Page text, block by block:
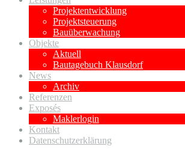
Projektentwicklung
Projektsteuerung
Bauüberwachung
Objekte
Aktuell
Bautagebuch Klausdorf
News
Archiv
Referenzen
Exposés
Maklerlogin
Kontakt
Datenschutzerklärung